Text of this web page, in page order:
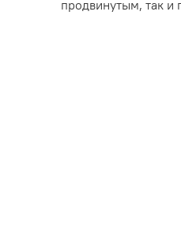
продвинутым, так